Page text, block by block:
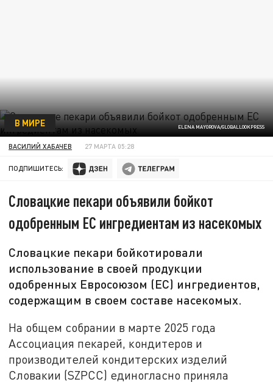
ELENA MAYOROVA/GLOBALLOOKPRESS
В МИРЕ
ВАСИЛИЙ ХАБАЧЕВ 27 МАРТА 05:28
ПОДПИШИТЕСЬ:
Словацкие пекари объявили бойкот
одобренным ЕС ингредиентам из насекомых
Словацкие пекари бойкотировали
использование в своей продукции
одобренных Евросоюзом (ЕС) ингредиентов,
содержащим в своем составе насекомых.
На общем собрании в марте 2025 года
Ассоциация пекарей, кондитеров и
производителей кондитерских изделий
Словакии (SZPCC) единогласно приняла